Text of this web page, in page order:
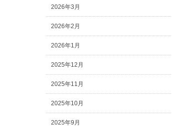
2026年3月
2026年2月
2026年1月
2025年12月
2025年11月
2025年10月
2025年9月